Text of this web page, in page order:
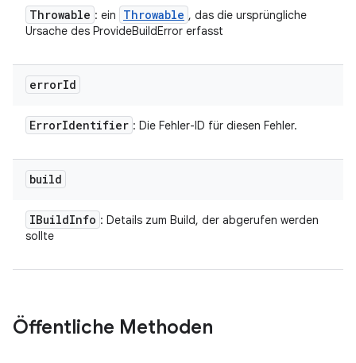
Throwable : ein Throwable , das die ursprüngliche
Ursache des ProvideBuildError erfasst
errorId
ErrorIdentifier : Die Fehler-ID für diesen Fehler.
build
IBuildInfo : Details zum Build, der abgerufen werden
sollte
Öffentliche Methoden